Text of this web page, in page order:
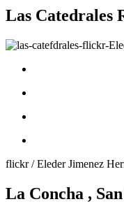
Las Catedrales
flickr / Eleder Jimenez
La Concha ,